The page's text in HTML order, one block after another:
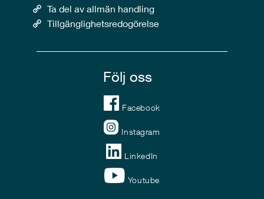
Ta del av allmän handling
Tillgänglighetsredogörelse
Följ oss
Facebook
Instagram
LinkedIn
Youtube